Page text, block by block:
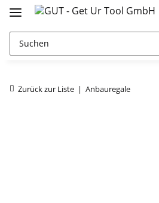
Zurück zur Liste Anbauregale